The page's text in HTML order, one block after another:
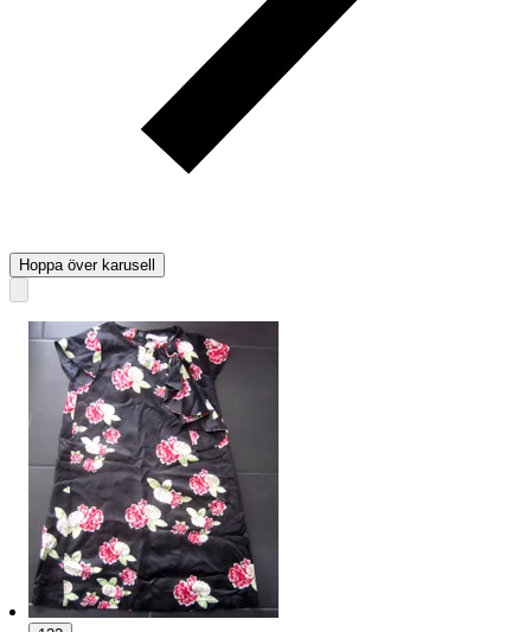
Hoppa över karusell